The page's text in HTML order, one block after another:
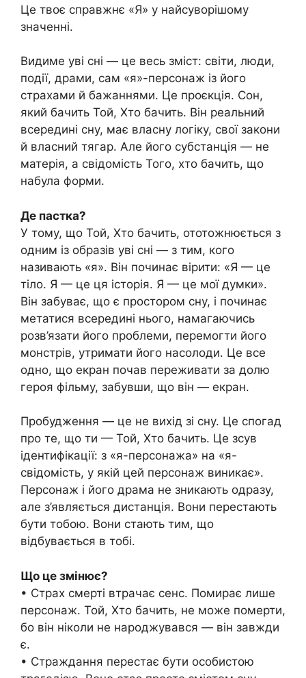
Це твоє справжнє «Я» у найсуворішому
значенні.
Видиме уві сні — це весь зміст: світи, люди,
події, драми, сам «я»-персонаж із його
страхами й бажаннями. Це проєкція. Сон,
який бачить Той, Хто бачить. Він реальний
всередині сну, має власну логіку, свої закони
й власний тягар. Але його субстанція — не
матерія, а свідомість Того, хто бачить, що
набула форми.
Де пастка?
У тому, що Той, Хто бачить, ототожнюється з
одним із образів уві сні — з тим, кого
називають «я». Він починає вірити: «Я — це
тіло. Я — це ця історія. Я — це мої думки».
Він забуває, що є простором сну, і починає
метатися всередині нього, намагаючись
розв’язати його проблеми, перемогти його
монстрів, утримати його насолоди. Це все
одно, що екран почав переживати за долю
героя фільму, забувши, що він — екран.
Пробудження — це не вихід зі сну. Це спогад
про те, що ти — Той, Хто бачить. Це зсув
ідентифікації: з «я-персонажа» на «я-
свідомість, у якій цей персонаж виникає».
Персонаж і його драма не зникають одразу,
але з’являється дистанція. Вони перестають
бути тобою. Вони стають тим, що
відбувається в тобі.
Що це змінює?
• Страх смерті втрачає сенс. Помирає лише
персонаж. Той, Хто бачить, не може померти,
бо він ніколи не народжувався — він завжди
є.
• Страждання перестає бути особистою